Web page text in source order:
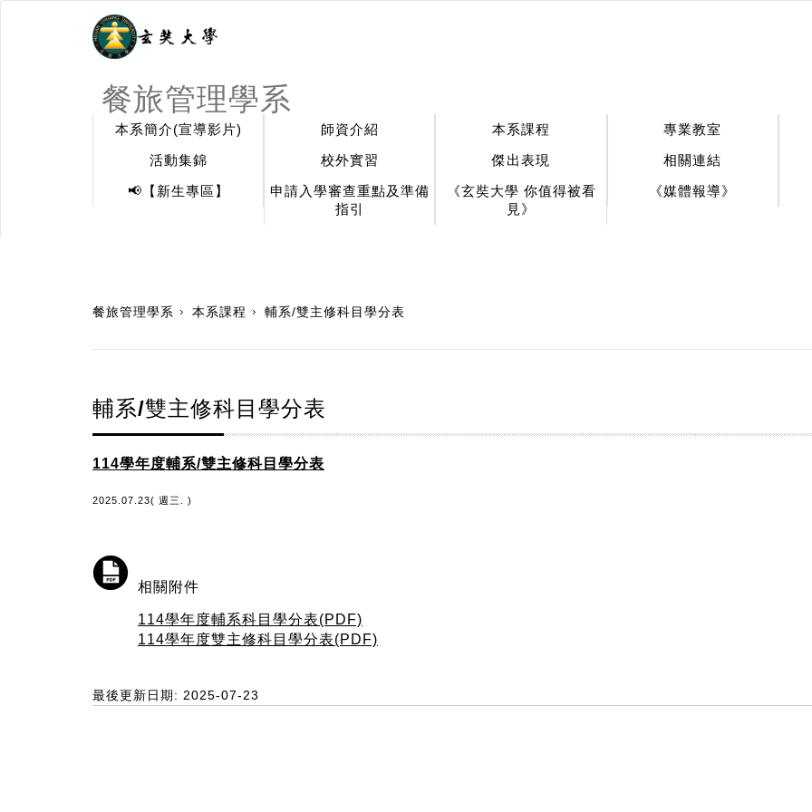
餐旅管理學系
本系簡介(宣導影片) 師資介紹 本系課程
專業教室
活動集錦
校外實習 傑出表現
相關連結
📢【新生專區】
申請入學審查重點及準備
指引
《玄奘大學 你值得被看
見》
《媒體報導》
餐旅管理學系 本系課程 輔系/雙主修科目學分表
輔系/雙主修科目學分表
114學年度輔系/雙主修科目學分表
2025.07.23( 週三. )
相關附件
114學年度輔系科目學分表(PDF)
114學年度雙主修科目學分表(PDF)
最後更新日期: 2025-07-23